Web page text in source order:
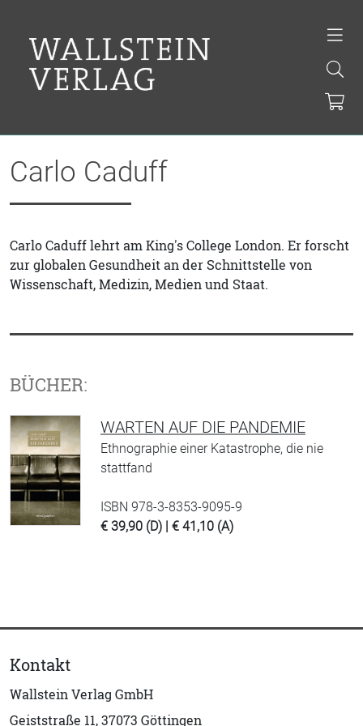
Carlo Caduff
Carlo Caduff lehrt am King's College London. Er forscht
zur globalen Gesundheit an der Schnittstelle von
Wissenschaft, Medizin, Medien und Staat.
BÜCHER:
WARTEN AUF DIE PANDEMIE
Ethnographie einer Katastrophe, die nie
stattfand
ISBN 978-3-8353-9095-9
€ 39,90 (D) | € 41,10 (A)
Kontakt
Wallstein Verlag GmbH
Geiststraße 11, 37073 Göttingen